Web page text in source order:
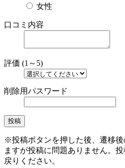
女性
口コミ内容
評価 (1～5)
削除用パスワード
※投稿ボタンを押した後、遷移
ますが投稿に問題ありません。
戻りください。